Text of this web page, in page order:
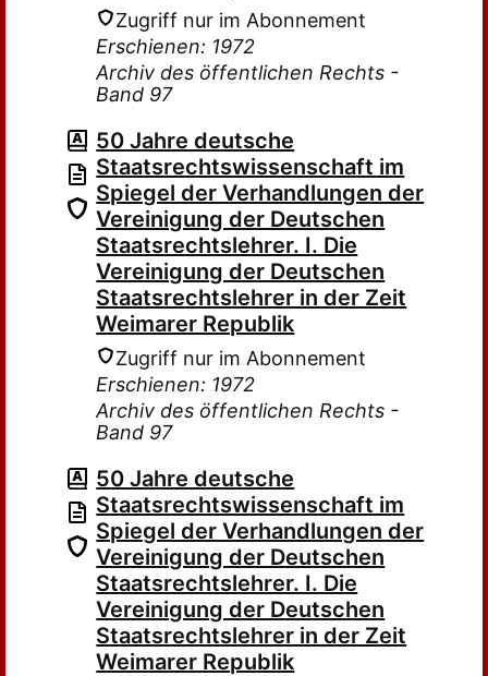
Zugriff nur im Abonnement
Erschienen: 1972
Archiv des öffentlichen Rechts -
Band 97
50 Jahre deutsche
Staatsrechtswissenschaft im
Spiegel der Verhandlungen der
Vereinigung der Deutschen
Staatsrechtslehrer. I. Die
Vereinigung der Deutschen
Staatsrechtslehrer in der Zeit
Weimarer Republik
Zugriff nur im Abonnement
Erschienen: 1972
Archiv des öffentlichen Rechts -
Band 97
50 Jahre deutsche
Staatsrechtswissenschaft im
Spiegel der Verhandlungen der
Vereinigung der Deutschen
Staatsrechtslehrer. I. Die
Vereinigung der Deutschen
Staatsrechtslehrer in der Zeit
Weimarer Republik